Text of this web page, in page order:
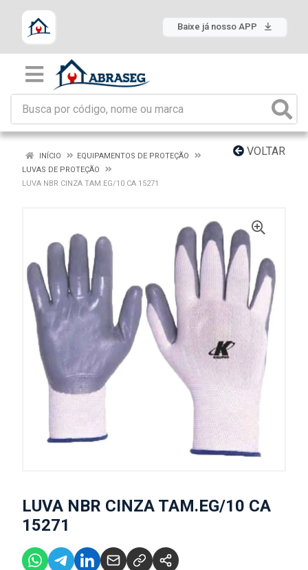
Baixe já nosso APP
VOLTAR
INÍCIO
EQUIPAMENTOS DE PROTEÇÃO
LUVAS DE PROTEÇÃO
LUVA NBR CINZA TAM.EG/10 CA 15271
LUVA NBR CINZA TAM.EG/10 CA
15271